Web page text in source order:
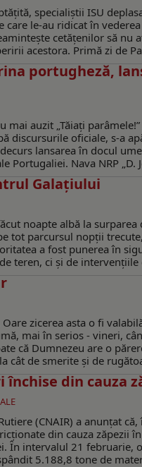
specialiştii ISU
le-au ridicat în
cetățenilor să nu
acestora. Primă zi de
portugheză,
auzit „Tăiați
discursurile oficiale, s-a
lansarea în docul
Portugaliei. Nava NRP „D.
Galațiului
noapte albă la
tot parcursul nopții
a fost punerea în
teren, ci și de
zicerea asta o fi
mai în serios - vineri,
că Dumnezeu are o
cât de smerite şi de
din cauza
(CNAIR) a anunțat
din cauza zăpezii
În intervalul 21 februarie,
5.188,8 tone de